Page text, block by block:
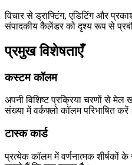
विचार से ड्राफ्टिंग, एडिटिंग और
संपादकीय कैलेंडर को दृश्य रूप से
प्रमुख विशेषताएँ
कस्टम कॉलम
अपनी विशिष्ट प्रक्रिया चरणों से मेल
संख्या में वर्कफ़्लो कॉलम परिभाषित करें।
टास्क कार्ड
प्रत्येक कॉलम में वर्णनात्मक शीर्षकों